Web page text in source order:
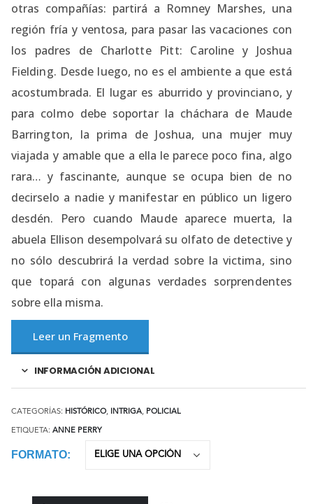
otras compañías: partirá a Romney Marshes, una
región fría y ventosa, para pasar las vacaciones con
los padres de Charlotte Pitt: Caroline y Joshua
Fielding. Desde luego, no es el ambiente a que está
acostumbrada. El lugar es aburrido y provinciano, y
para colmo debe soportar la cháchara de Maude
Barrington, la prima de Joshua, una mujer muy
viajada y amable que a ella le parece poco fina, algo
rara… y fascinante, aunque se ocupa bien de no
decirselo a nadie y manifestar en público un ligero
desdén. Pero cuando Maude aparece muerta, la
abuela Ellison desempolvará su olfato de detective y
no sólo descubrirá la verdad sobre la victima, sino
que topará con algunas verdades sorprendentes
sobre ella misma.
Leer un Fragmento
INFORMACIÓN ADICIONAL
CATEGORÍAS: HISTÓRICO, INTRIGA, POLICIAL
ETIQUETA: ANNE PERRY
FORMATO